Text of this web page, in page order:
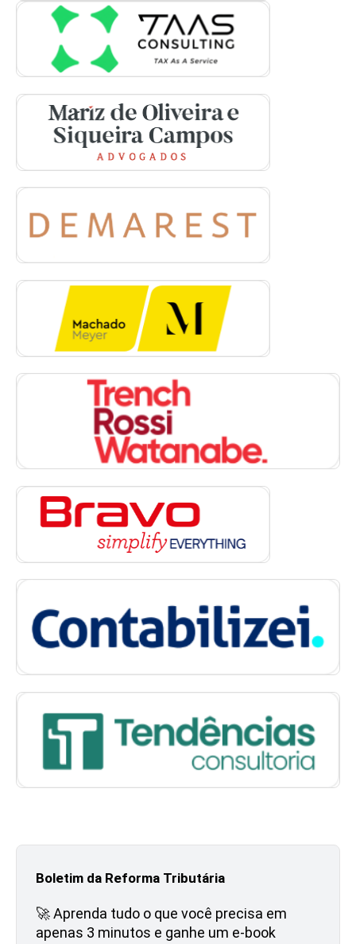
Boletim da Reforma Tributária
🚀 Aprenda tudo o que você precisa em
apenas 3 minutos e ganhe um e-book